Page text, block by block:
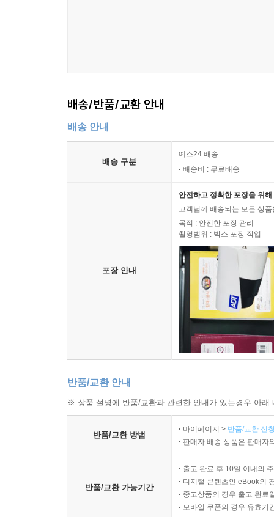
배송/반품/교환 안내
배송 안내
배송 구분
예스24 배송
배송비 : 무료배송
포장 안내
안전하고 정확한 포장을 위
고객님께 배송되는 모든 상
목적 : 안전한 포장 관리
촬영범위 : 박스 포장 작업
반품/교환 안내
※ 상품 설명에 반품/교환과 관련한 안내가 있는경우 아
반품/교환 방법
마이페이지 > 반품/교환 신
판매자 배송 상품은 판매자
반품/교환 가능기간
출고 완료 후 10일 이내의
디지털 콘텐츠인 eBook의
중고상품의 경우 출고 완료
모바일 쿠폰의 경우 유효기